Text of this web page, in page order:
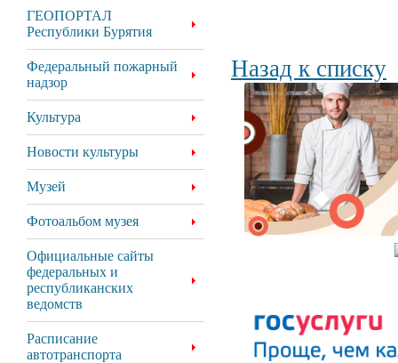
ГЕОПОРТАЛ
Республики Бурятия
Федеральный пожарный
надзор
Культура
Новости культуры
Музей
Фотоальбом музея
Официальные сайты
федеральных и
республиканских
ведомств
Расписание
автотранспорта
Назад к списку